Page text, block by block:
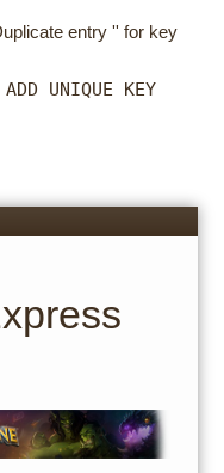
entry '' for key
UNIQUE KEY